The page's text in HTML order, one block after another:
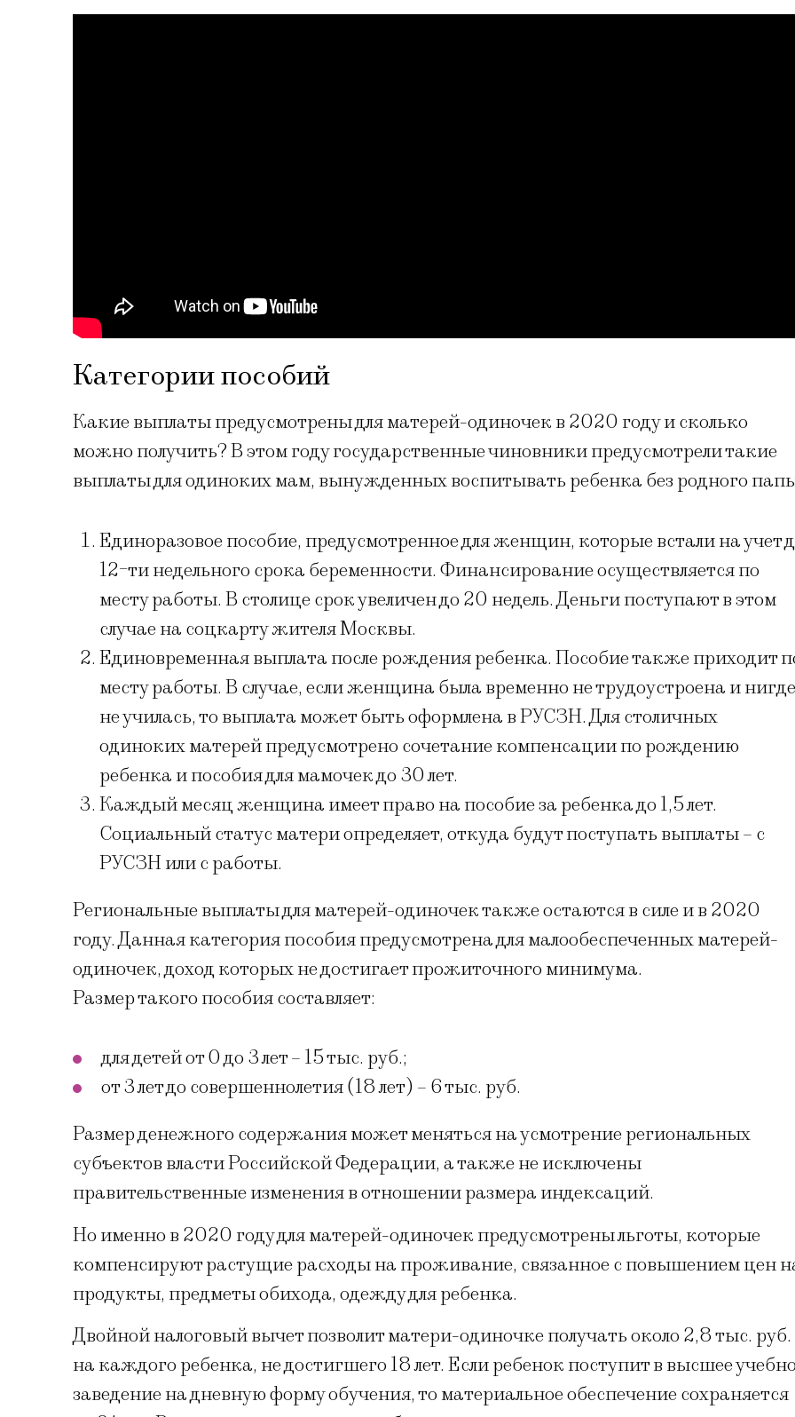
Категории пособий
Какие выплаты предусмотрены для матерей-одиночек в 2020 году и сколько
можно получить? В этом году государственные чиновники предусмотрели такие
выплаты для одиноких мам, вынужденных воспитывать ребенка без родного
Единоразовое пособие, предусмотренное для женщин, которые встали на учет
12-ти недельного срока беременности. Финансирование осуществляется по
месту работы. В столице срок увеличен до 20 недель. Деньги поступают в этом
случае на соцкарту жителя Москвы.
Единовременная выплата после рождения ребенка. Пособие также приходит
месту работы. В случае, если женщина была временно не трудоустроена и нигде
не училась, то выплата может быть оформлена в РУСЗН. Для столичных
одиноких матерей предусмотрено сочетание компенсации по рождению
ребенка и пособия для мамочек до 30 лет.
Каждый месяц женщина имеет право на пособие за ребенка до 1,5 лет.
Социальный статус матери определяет, откуда будут поступать выплаты – с
РУСЗН или с работы.
Региональные выплаты для матерей-одиночек также остаются в силе и в 2020
году. Данная категория пособия предусмотрена для малообеспеченных матерей-
одиночек, доход которых не достигает прожиточного минимума.
Размер такого пособия составляет:
для детей от 0 до 3 лет – 15 тыс. руб.;
от 3 лет до совершеннолетия (18 лет) – 6 тыс. руб.
Размер денежного содержания может меняться на усмотрение региональных
субъектов власти Российской Федерации, а также не исключены
правительственные изменения в отношении размера индексаций.
Но именно в 2020 году для матерей-одиночек предусмотрены льготы, которые
компенсируют растущие расходы на проживание, связанное с повышением цен
продукты, предметы обихода, одежду для ребенка.
Двойной налоговый вычет позволит матери-одиночке получать около 2,8 тыс. руб.
на каждого ребенка, не достигшего 18 лет. Если ребенок поступит в высшее
заведение на дневную форму обучения, то материальное обеспечение сохраняется